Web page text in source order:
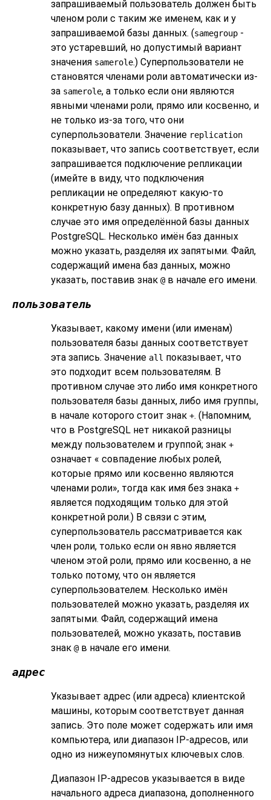
запрашиваемый пользователь должен быть
членом роли с таким же именем, как и у
запрашиваемой базы данных. (samegroup -
это устаревший, но допустимый вариант
значения samerole.) Суперпользователи не
становятся членами роли автоматически из-
за samerole, а только если они являются
явными членами роли, прямо или косвенно, и
не только из-за того, что они
суперпользователи. Значение replication
показывает, что запись соответствует, если
запрашивается подключение репликации
(имейте в виду, что подключения
репликации не определяют какую-то
конкретную базу данных). В противном
случае это имя определённой базы данных
PostgreSQL. Несколько имён баз данных
можно указать, разделяя их запятыми. Файл,
содержащий имена баз данных, можно
указать, поставив знак @ в начале его имени.
пользователь
Указывает, какому имени (или именам)
пользователя базы данных соответствует
эта запись. Значение all показывает, что
это подходит всем пользователям. В
противном случае это либо имя конкретного
пользователя базы данных, либо имя группы,
в начале которого стоит знак +. (Напомним,
что в PostgreSQL нет никакой разницы
между пользователем и группой; знак +
означает « совпадение любых ролей,
которые прямо или косвенно являются
членами роли», тогда как имя без знака +
является подходящим только для этой
конкретной роли.) В связи с этим,
суперпользователь рассматривается как
член роли, только если он явно является
членом этой роли, прямо или косвенно, а не
только потому, что он является
суперпользователем. Несколько имён
пользователей можно указать, разделяя их
запятыми. Файл, содержащий имена
пользователей, можно указать, поставив
знак @ в начале его имени.
адрес
Указывает адрес (или адреса) клиентской
машины, которым соответствует данная
запись. Это поле может содержать или имя
компьютера, или диапазон IP-адресов, или
одно из нижеупомянутых ключевых слов.
Диапазон IP-адресов указывается в виде
начального адреса диапазона, дополненного